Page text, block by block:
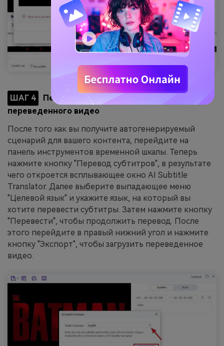
ШАГ 4
Перевод субтитров и экспорт
переведенного видео
После того как вы получите автогенерируемый
сценарий для вашего контента, перейдите на
панель инструментов временной шкалы. Теперь
нажмите кнопку "Перевод субтитров", в результате
чего откроется всплывающее окно AI Subtitle
Translator. Далее выберите выпадающее меню
"Целевой язык" и укажите язык, на который вы
хотите перевести субтитры. Затем нажмите кнопку
"Перевести", чтобы продолжить перевод. После
этого перейдите в правый нижний угол и нажмите
кнопку "Экспорт", чтобы загрузить переведенное
видео.